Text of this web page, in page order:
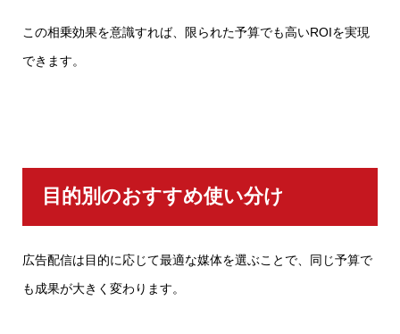
この相乗効果を意識すれば、限られた予算でも高いROIを実現
できます。
目的別のおすすめ使い分け
広告配信は目的に応じて最適な媒体を選ぶことで、同じ予算で
も成果が大きく変わります。